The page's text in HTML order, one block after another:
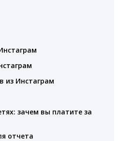
из Инстаграм
зачем вы платите за
отчета